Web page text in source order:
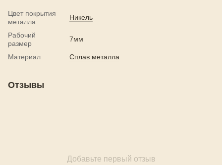
Цвет покрытия
металла
Никель
Рабочий
размер
7мм
Материал Сплав металла
Отзывы
Добавьте первый отзыв